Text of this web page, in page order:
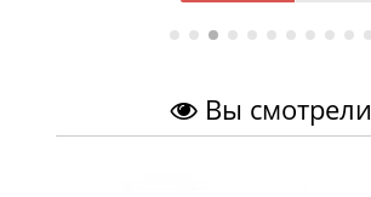
Вы смотрели